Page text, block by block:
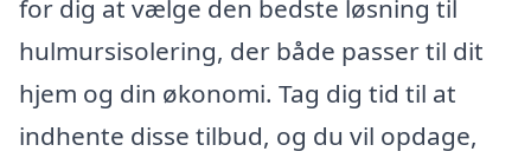
for dig at vælge den bedste løsning til
hulmursisolering, der både passer til dit
hjem og din økonomi. Tag dig tid til at
indhente disse tilbud, og du vil opdage,